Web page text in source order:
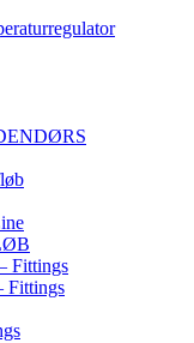
Fittings
Fittings